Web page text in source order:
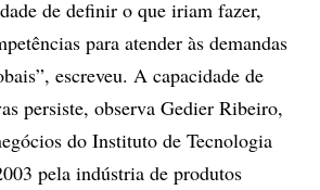
de definir o que iriam fazer,
para atender às demandas
escreveu. A capacidade de
persiste, observa Gedier Ribeiro,
do Instituto de Tecnologia
pela indústria de produtos